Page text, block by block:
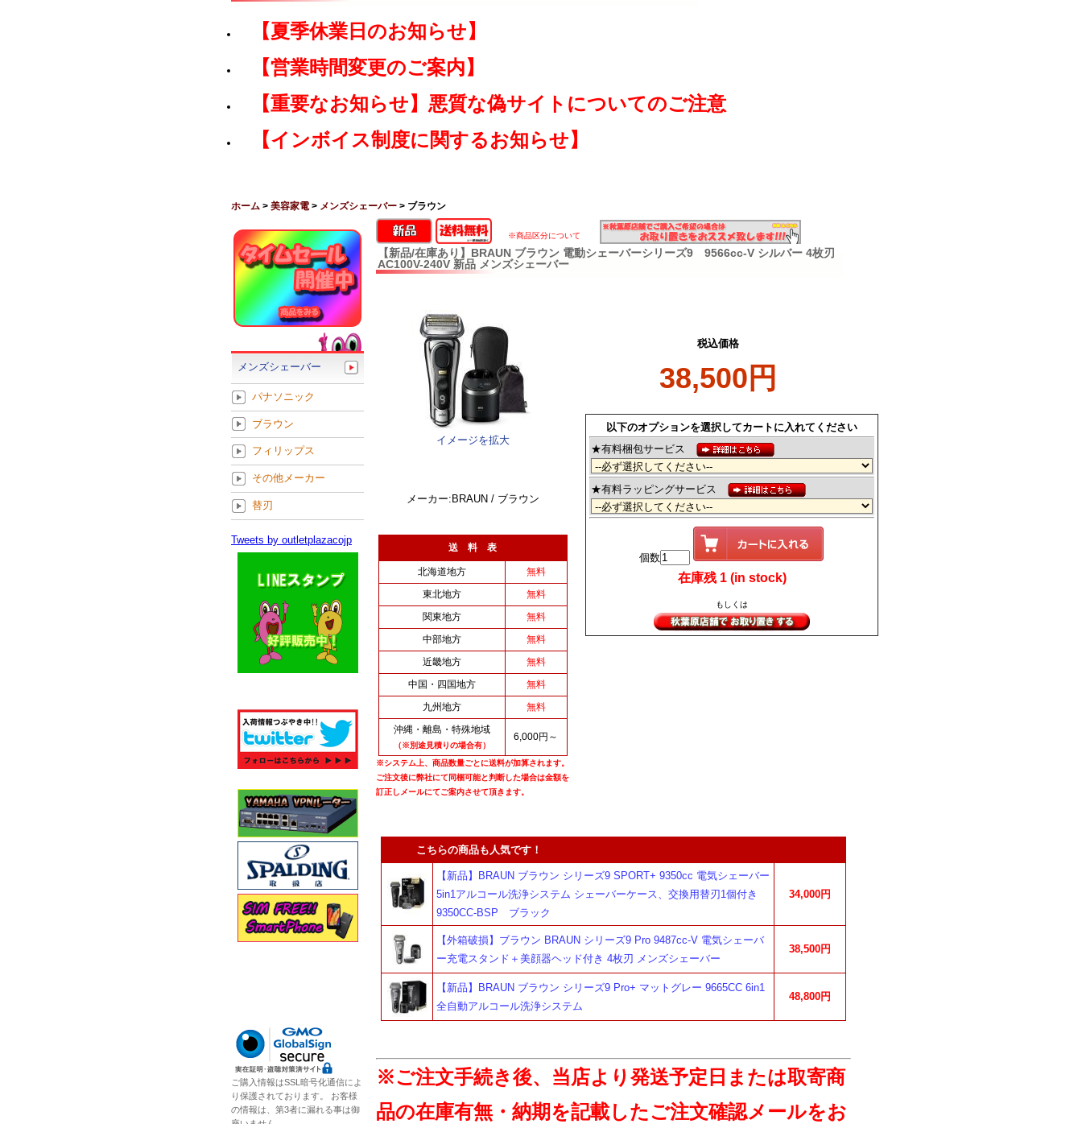
【夏季休業日のお知らせ】
【営業時間変更のご案内】
【重要なお知らせ】悪質な偽サイトについてのご注意
【インボイス制度に関するお知らせ】
ホーム > 美容家電 > メンズシェーバー > ブラウン
※商品区分について
【新品/在庫あり】BRAUN ブラウン 電動シェーバーシリーズ9 9566cc-V シルバー 4枚刃
AC100V-240V 新品 メンズシェーバー
イメージを拡大
メーカー:BRAUN / ブラウン
送 料 表
北海道地方
無料
東北地方
無料
関東地方
無料
中部地方
無料
近畿地方
無料
中国・四国地方
無料
九州地方
無料
沖縄・離島・特殊地域
（※別途見積りの場合有）
6,000円～
※システム上、商品数量ごとに送料が加算されます。
ご注文後に弊社にて同梱可能と判断した場合は金額を
訂正しメールにてご案内させて頂きます。
税込価格
38,500円
以下のオプションを選択してカートに入れてください
★有料梱包サービス
★有料ラッピングサービス
個数
在庫残 1 (in stock)
もしくは
こちらの商品も人気です！
【新品】BRAUN ブラウン シリーズ9 SPORT+ 9350cc 電気シェーバー
5in1アルコール洗浄システム シェーバーケース、交換用替刃1個付き
9350CC-BSP ブラック
34,000円
【外箱破損】ブラウン BRAUN シリーズ9 Pro 9487cc-V 電気シェーバ
ー充電スタンド＋美顔器ヘッド付き 4枚刃 メンズシェーバー
38,500円
【新品】BRAUN ブラウン シリーズ9 Pro+ マットグレー 9665CC 6in1
全自動アルコール洗浄システム
48,800円
※ご注文手続き後、当店より発送予定日または取寄商
品の在庫有無・納期を記載したご注文確認メールをお
メンズシェーバー
パナソニック
ブラウン
フィリップス
その他メーカー
替刃
Tweets by outletplazacojp
ご購入情報はSSL暗号化通信によ
り保護されております。 お客様
の情報は、第3者に漏れる事は御